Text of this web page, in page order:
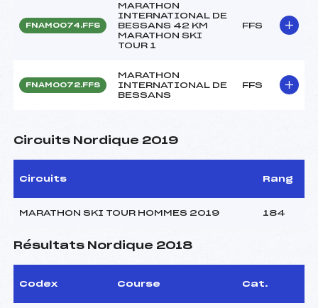
FNAM0074.FFS
MARATHON
INTERNATIONAL DE
BESSANS 42 KM
MARATHON SKI
TOUR 1
FFS
FNAM0072.FFS
MARATHON
INTERNATIONAL DE
BESSANS
FFS
Circuits Nordique 2019
Circuits Rang
MARATHON SKI TOUR HOMMES 2019 184
Résultats Nordique 2018
Codex Course Cat.